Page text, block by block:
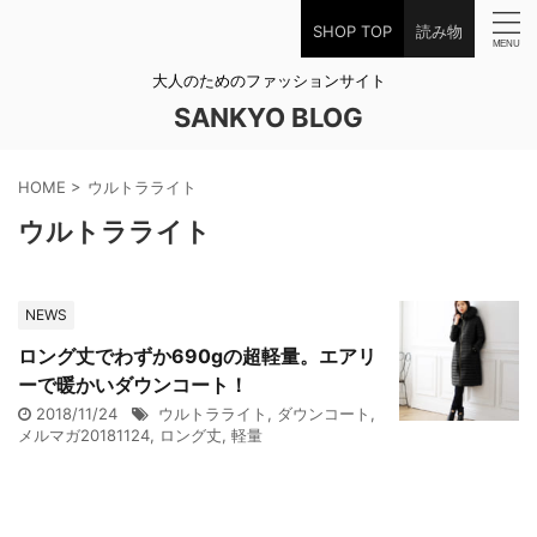
SHOP TOP 読み物
大人のためのファッションサイト
SANKYO BLOG
HOME > ウルトラライト
ウルトラライト
NEWS
ロング丈でわずか690gの超軽量。エアリ
ーで暖かいダウンコート！
2018/11/24 ウルトラライト , ダウンコート ,
メルマガ20181124, ロング丈, 軽量